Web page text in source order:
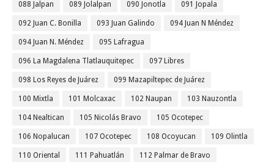
088 Jalpan 089 Jolalpan 090 Jonotla 091 Jopala
092 Juan C. Bonilla 093 Juan Galindo 094 Juan N Méndez
094 Juan N. Méndez 095 Lafragua
096 La Magdalena Tlatlauquitepec 097 Libres
098 Los Reyes de Juárez 099 Mazapiltepec de Juárez
100 Mixtla 101 Molcaxac 102 Naupan 103 Nauzontla
104 Nealtican 105 Nicolás Bravo 105 Ocotepec
106 Nopalucan 107 Ocotepec 108 Ocoyucan 109 Olintla
110 Oriental 111 Pahuatlán 112 Palmar de Bravo